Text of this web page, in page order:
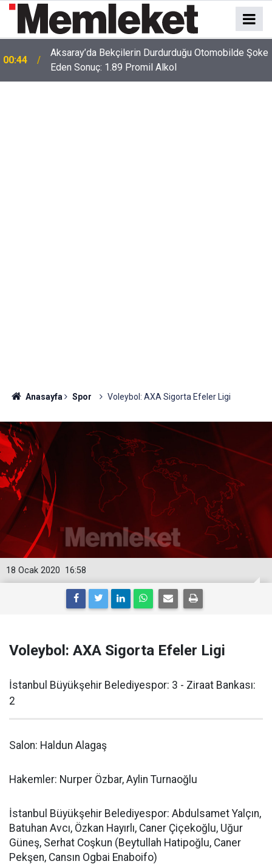
00:44
Aksaray’da Bekçilerin Durdurduğu Otomobilde Şoke
Eden Sonuç: 1.89 Promil Alkol
Anasayfa Spor Voleybol: AXA Sigorta Efeler Ligi
16:58
18 Ocak 2020
Voleybol: AXA Sigorta Efeler Ligi
İstanbul Büyükşehir Belediyespor: 3 - Ziraat Bankası:
2
Salon: Haldun Alagaş
Hakemler: Nurper Özbar, Aylin Turnaoğlu
İstanbul Büyükşehir Belediyespor: Abdulsamet Yalçın,
Batuhan Avcı, Özkan Hayırlı, Caner Çiçekoğlu, Uğur
Güneş, Serhat Coşkun (Beytullah Hatipoğlu, Caner
Pekşen, Cansın Ogbai Enaboifo)